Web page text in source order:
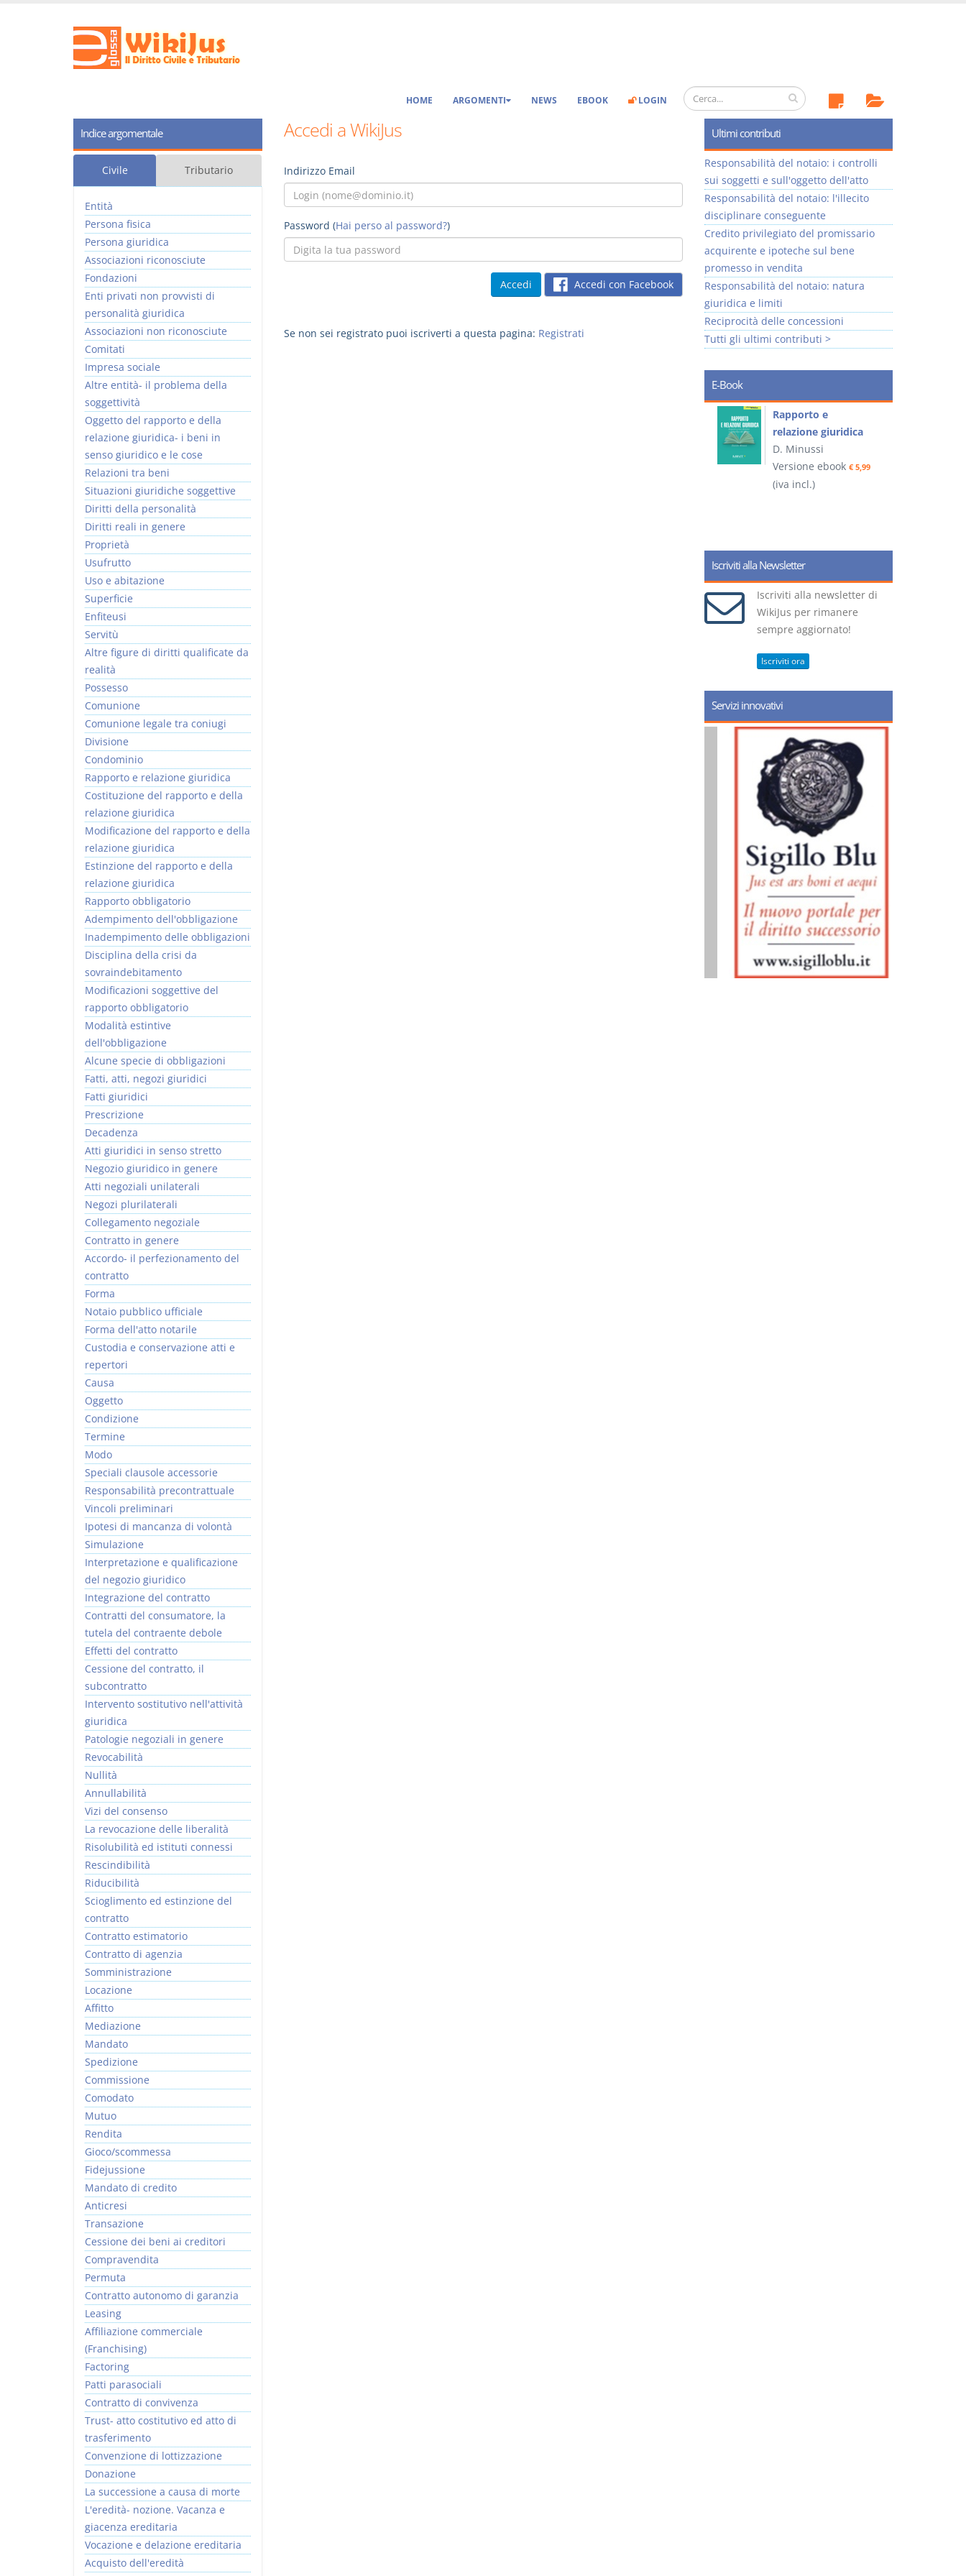
HOME ARGOMENTI NEWS EBOOK LOGIN
Accedi a WikiJus
Indirizzo Email
Password (Hai perso al password?)
Accedi con Facebook
Se non sei registrato puoi iscriverti a questa pagina: Registrati
Indice argomentale
Civile Tributario
Entità
Persona fisica
Persona giuridica
Associazioni riconosciute
Fondazioni
Enti privati non provvisti di
personalità giuridica
Associazioni non riconosciute
Comitati
Impresa sociale
Altre entità- il problema della
soggettività
Oggetto del rapporto e della
relazione giuridica- i beni in
senso giuridico e le cose
Relazioni tra beni
Situazioni giuridiche soggettive
Diritti della personalità
Diritti reali in genere
Proprietà
Usufrutto
Uso e abitazione
Superficie
Enfiteusi
Servitù
Altre figure di diritti qualificate da
realità
Possesso
Comunione
Comunione legale tra coniugi
Divisione
Condominio
Rapporto e relazione giuridica
Costituzione del rapporto e della
relazione giuridica
Modificazione del rapporto e della
relazione giuridica
Estinzione del rapporto e della
relazione giuridica
Rapporto obbligatorio
Adempimento dell'obbligazione
Inadempimento delle obbligazioni
Disciplina della crisi da
sovraindebitamento
Modificazioni soggettive del
rapporto obbligatorio
Modalità estintive
dell'obbligazione
Alcune specie di obbligazioni
Fatti, atti, negozi giuridici
Fatti giuridici
Prescrizione
Decadenza
Atti giuridici in senso stretto
Negozio giuridico in genere
Atti negoziali unilaterali
Negozi plurilaterali
Collegamento negoziale
Contratto in genere
Accordo- il perfezionamento del
contratto
Forma
Notaio pubblico ufficiale
Forma dell'atto notarile
Custodia e conservazione atti e
repertori
Causa
Oggetto
Condizione
Termine
Modo
Speciali clausole accessorie
Responsabilità precontrattuale
Vincoli preliminari
Ipotesi di mancanza di volontà
Simulazione
Interpretazione e qualificazione
del negozio giuridico
Integrazione del contratto
Contratti del consumatore, la
tutela del contraente debole
Effetti del contratto
Cessione del contratto, il
subcontratto
Intervento sostitutivo nell'attività
giuridica
Patologie negoziali in genere
Revocabilità
Nullità
Annullabilità
Vizi del consenso
La revocazione delle liberalità
Risolubilità ed istituti connessi
Rescindibilità
Riducibilità
Scioglimento ed estinzione del
contratto
Contratto estimatorio
Contratto di agenzia
Somministrazione
Locazione
Affitto
Mediazione
Mandato
Spedizione
Commissione
Comodato
Mutuo
Rendita
Gioco/scommessa
Fidejussione
Mandato di credito
Anticresi
Transazione
Cessione dei beni ai creditori
Compravendita
Permuta
Contratto autonomo di garanzia
Leasing
Affiliazione commerciale
(Franchising)
Factoring
Patti parasociali
Contratto di convivenza
Trust- atto costitutivo ed atto di
trasferimento
Convenzione di lottizzazione
Donazione
La successione a causa di morte
L'eredità- nozione. Vacanza e
giacenza ereditaria
Vocazione e delazione ereditaria
Acquisto dell'eredità
Ultimi contributi
Responsabilità del notaio: i controlli
sui soggetti e sull'oggetto dell'atto
Responsabilità del notaio: l'illecito
disciplinare conseguente
Credito privilegiato del promissario
acquirente e ipoteche sul bene
promesso in vendita
Responsabilità del notaio: natura
giuridica e limiti
Reciprocità delle concessioni
Tutti gli ultimi contributi >
E-Book
I Vincoli Preliminari
Versione ebook
(iva incl.)
Rapporto e
relazione giuridica
D. Minussi
Versione ebook € 5,99
(iva incl.)
Iscriviti alla Newsletter
Iscriviti alla newsletter di
WikiJus per rimanere
sempre aggiornato!
Iscriviti ora
Servizi innovativi